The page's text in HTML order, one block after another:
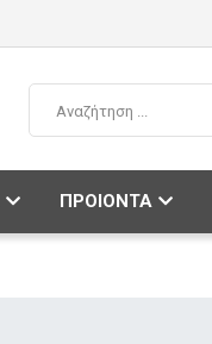
ΠΡΟΙΟΝΤΑ